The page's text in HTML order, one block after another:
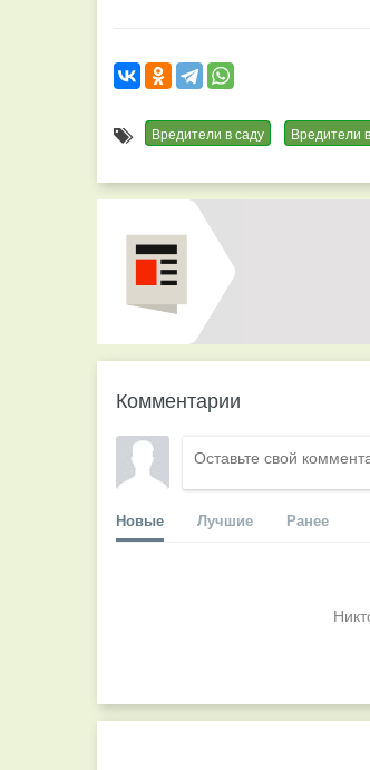
Вредители в саду Вредители
Комментарии
Новые Лучшие Ранее